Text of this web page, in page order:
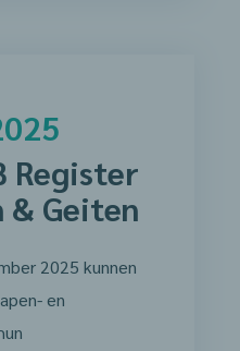
Register
& Geiten
2025 kunnen
en